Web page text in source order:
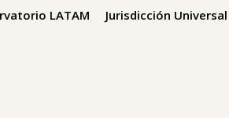
LATAM Jurisdicción Universal